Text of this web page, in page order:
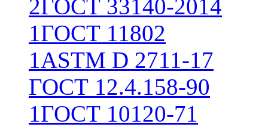
2ГОСТ 33140-2014
1ГОСТ 11802
1ASTM D 2711-17
ГОСТ 12.4.158-90
1ГОСТ 10120-71